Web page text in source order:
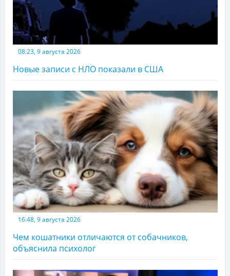
08:23, 9 августа 2026
Новые записи с НЛО показали в США
16:48, 9 августа 2026
Чем кошатники отличаются от собачников,
объяснила психолог